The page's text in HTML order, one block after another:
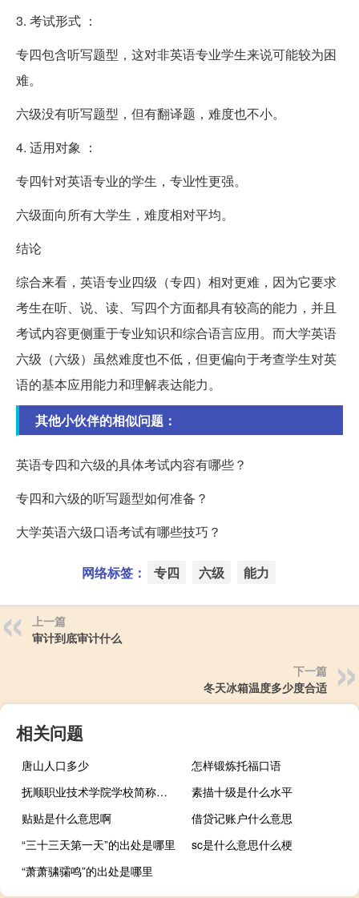
3. 考试形式 ：
专四包含听写题型，这对非英语专业学生来说可能较为困
难。
六级没有听写题型，但有翻译题，难度也不小。
4. 适用对象 ：
专四针对英语专业的学生，专业性更强。
六级面向所有大学生，难度相对平均。
结论
综合来看，英语专业四级（专四）相对更难，因为它要求
考生在听、说、读、写四个方面都具有较高的能力，并且
考试内容更侧重于专业知识和综合语言应用。而大学英语
六级（六级）虽然难度也不低，但更偏向于考查学生对英
语的基本应用能力和理解表达能力。
其他小伙伴的相似问题：
英语专四和六级的具体考试内容有哪些？
专四和六级的听写题型如何准备？
大学英语六级口语考试有哪些技巧？
网络标签： 专四 六级 能力
上一篇
审计到底审计什么
下一篇
冬天冰箱温度多少度合适
相关问题
唐山人口多少
怎样锻炼托福口语
抚顺职业技术学院学校简称是什么
素描十级是什么水平
贴贴是什么意思啊
借贷记账户什么意思
“三十三天第一天”的出处是哪里
sc是什么意思什么梗
“萧萧骕骦鸣”的出处是哪里